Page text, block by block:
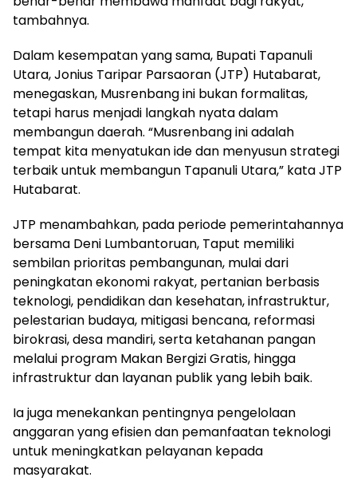
tambahnya.
Dalam kesempatan yang sama, Bupati Tapanuli
Utara, Jonius Taripar Parsaoran (JTP) Hutabarat,
menegaskan, Musrenbang ini bukan formalitas,
tetapi harus menjadi langkah nyata dalam
membangun daerah. “Musrenbang ini adalah
tempat kita menyatukan ide dan menyusun strategi
terbaik untuk membangun Tapanuli Utara,” kata JTP
Hutabarat.
JTP menambahkan, pada periode pemerintahannya
bersama Deni Lumbantoruan, Taput memiliki
sembilan prioritas pembangunan, mulai dari
peningkatan ekonomi rakyat, pertanian berbasis
teknologi, pendidikan dan kesehatan, infrastruktur,
pelestarian budaya, mitigasi bencana, reformasi
birokrasi, desa mandiri, serta ketahanan pangan
melalui program Makan Bergizi Gratis, hingga
infrastruktur dan layanan publik yang lebih baik.
Ia juga menekankan pentingnya pengelolaan
anggaran yang efisien dan pemanfaatan teknologi
untuk meningkatkan pelayanan kepada
masyarakat.